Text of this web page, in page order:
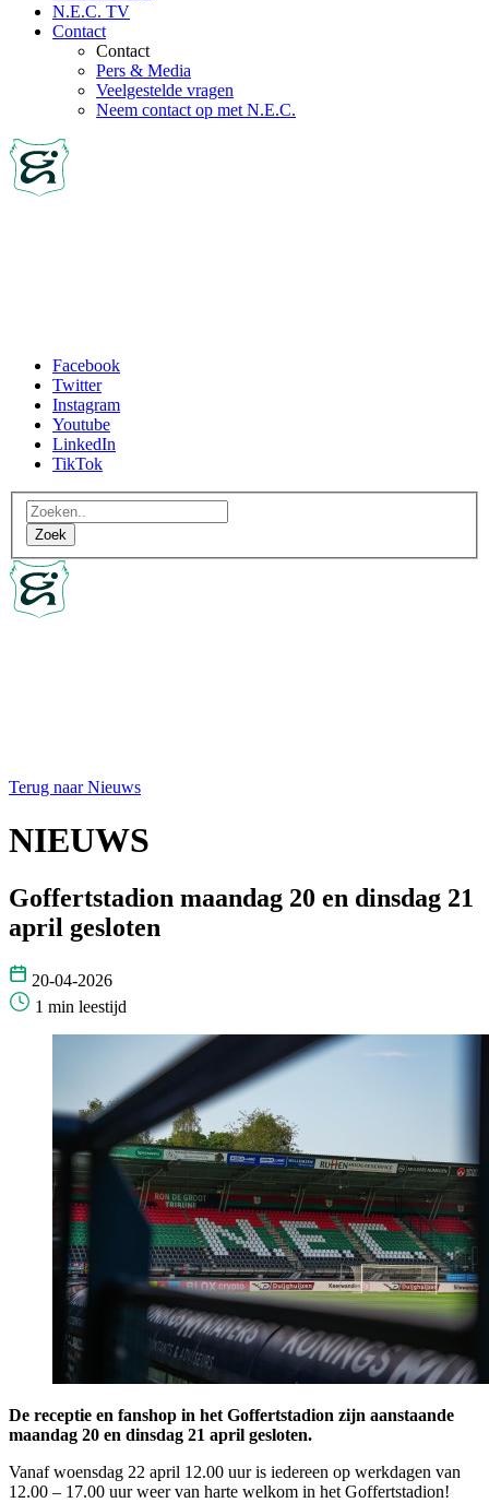
N.E.C. TV
Contact
Contact
Pers & Media
Veelgestelde vragen
Neem contact op met N.E.C.
Facebook
Twitter
Instagram
Youtube
LinkedIn
TikTok
Terug naar Nieuws
NIEUWS
Goffertstadion maandag 20 en dinsdag 21
april gesloten
20-04-2026
1 min leestijd
De receptie en fanshop in het Goffertstadion zijn aanstaande
maandag 20 en dinsdag 21 april gesloten.
Vanaf woensdag 22 april 12.00 uur is iedereen op werkdagen van
12.00 – 17.00 uur weer van harte welkom in het Goffertstadion!